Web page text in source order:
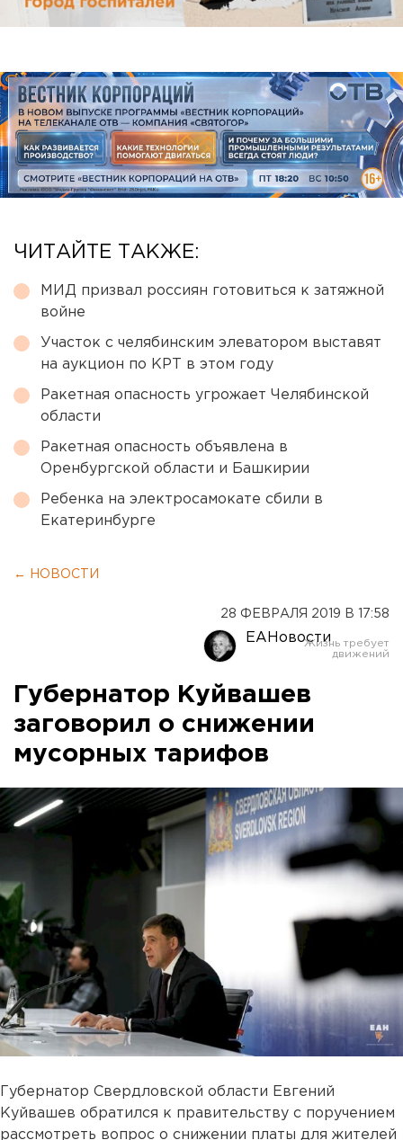
ЧИТАЙТЕ ТАКЖЕ:
МИД призвал россиян готовиться к затяжной
войне
Участок с челябинским элеватором выставят
на аукцион по КРТ в этом году
Ракетная опасность угрожает Челябинской
области
Ракетная опасность объявлена в
Оренбургской области и Башкирии
Ребенка на электросамокате сбили в
Екатеринбурге
← НОВОСТИ
28 ФЕВРАЛЯ 2019 В 17:58
ЕАНовости
Губернатор Куйвашев
заговорил о снижении
мусорных тарифов
Губернатор Свердловской области Евгений
Куйвашев обратился к правительству с поручением
рассмотреть вопрос о снижении платы для жителей